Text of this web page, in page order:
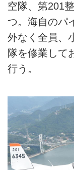
空隊、第201
つ。海自のパ
外なく全員、
隊を修業して
行う。